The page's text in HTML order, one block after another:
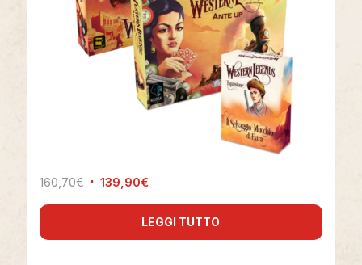
160,70€ 139,90€
LEGGI TUTTO